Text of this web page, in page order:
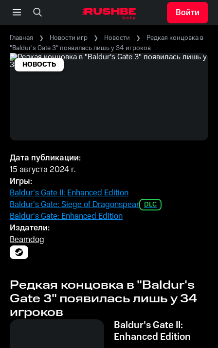
Войти
Главная Новости игр Новости
Редкая концовка в
"Baldur's Gate 3" появилась лишь у 34 игроков
НОВОСТЬ
Дата публикации:
15 августа 2024 г.
Игры:
Baldur's Gate II: Enhanced Edition
Baldur's Gate: Siege of Dragonspear DLC
Baldur's Gate: Enhanced Edition
Издатели:
Beamdog
Редкая концовка в "Baldur's
Gate 3" появилась лишь у 34
игроков
Baldur's Gate II:
Enhanced Edition